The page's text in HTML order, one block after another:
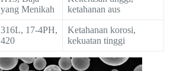
yang Menikah
ketahanan aus
316L, 17-4PH,
420
Ketahanan korosi,
kekuatan tinggi